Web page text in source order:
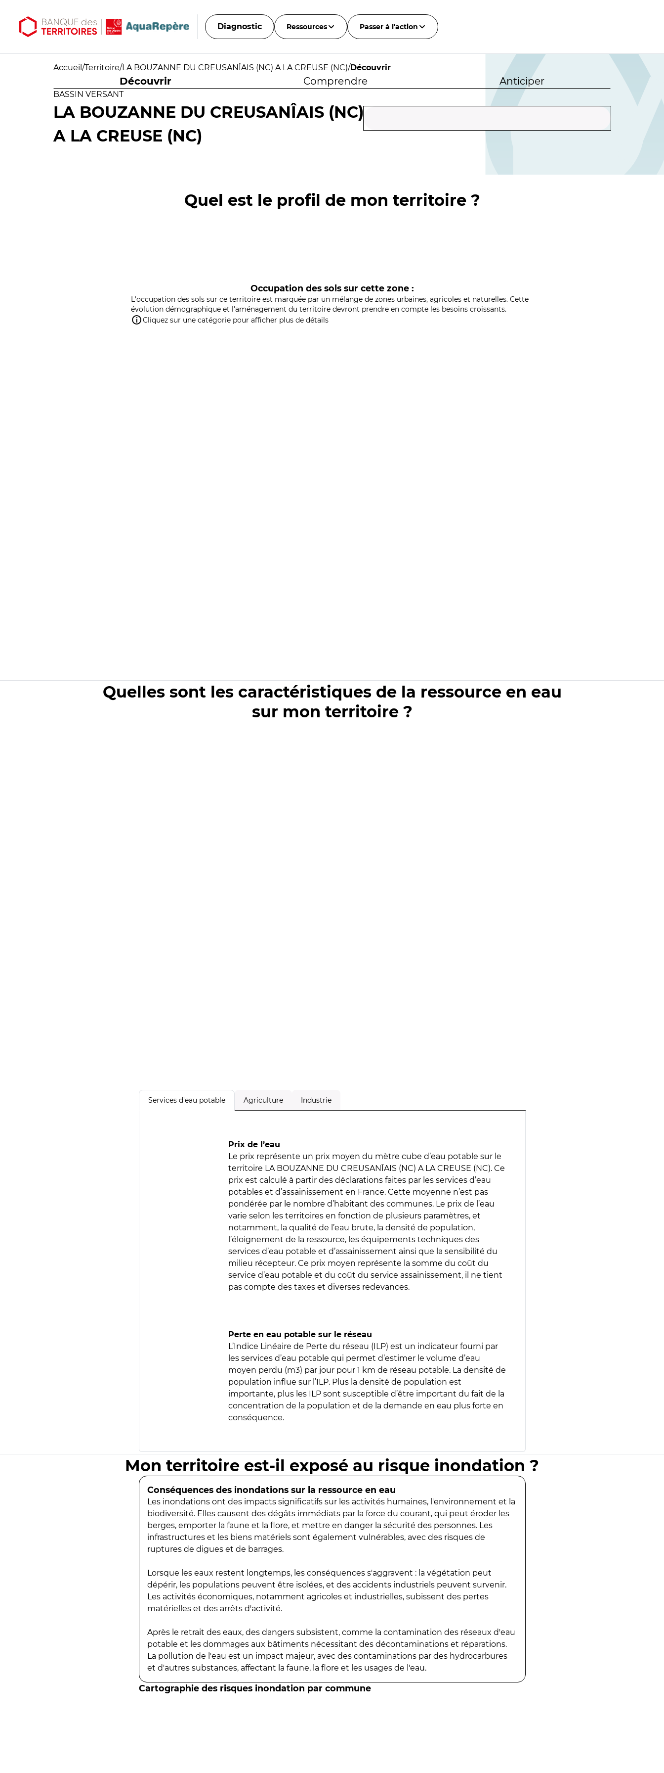
Diagnostic Ressources Passer à l'action
Accueil /Territoire/LA BOUZANNE DU CREUSANÎAIS (NC) A LA CREUSE (NC)/Découvrir
Découvrir Comprendre Anticiper
BASSIN VERSANT
LA BOUZANNE DU CREUSANÎAIS (NC)
A LA CREUSE (NC)
Quel est le profil de mon territoire ?
Occupation des sols sur cette zone :
L'occupation des sols sur ce territoire est marquée par un mélange de zones urbaines, agricoles et naturelles. Cette
évolution démographique et l'aménagement du territoire devront prendre en compte les besoins croissants.
Cliquez sur une catégorie pour afficher plus de détails
Quelles sont les caractéristiques de la ressource en eau
sur mon territoire ?
Services d'eau potable Agriculture Industrie
Prix de l’eau
Le prix représente un prix moyen du mètre cube d’eau potable sur le
territoire LA BOUZANNE DU CREUSANÎAIS (NC) A LA CREUSE (NC). Ce
prix est calculé à partir des déclarations faites par les services d’eau
potables et d’assainissement en France. Cette moyenne n’est pas
pondérée par le nombre d’habitant des communes. Le prix de l’eau
varie selon les territoires en fonction de plusieurs paramètres, et
notamment, la qualité de l’eau brute, la densité de population,
l’éloignement de la ressource, les équipements techniques des
services d’eau potable et d’assainissement ainsi que la sensibilité du
milieu récepteur. Ce prix moyen représente la somme du coût du
service d’eau potable et du coût du service assainissement, il ne tient
pas compte des taxes et diverses redevances.
Perte en eau potable sur le réseau
L’Indice Linéaire de Perte du réseau (ILP) est un indicateur fourni par
les services d’eau potable qui permet d’estimer le volume d’eau
moyen perdu (m3) par jour pour 1 km de réseau potable. La densité de
population influe sur l’ILP. Plus la densité de population est
importante, plus les ILP sont susceptible d’être important du fait de la
concentration de la population et de la demande en eau plus forte en
conséquence.
Mon territoire est-il exposé au risque inondation ?
Conséquences des inondations sur la ressource en eau
Les inondations ont des impacts significatifs sur les activités humaines, l'environnement et la
biodiversité. Elles causent des dégâts immédiats par la force du courant, qui peut éroder les
berges, emporter la faune et la flore, et mettre en danger la sécurité des personnes. Les
infrastructures et les biens matériels sont également vulnérables, avec des risques de
ruptures de digues et de barrages.
Lorsque les eaux restent longtemps, les conséquences s'aggravent : la végétation peut
dépérir, les populations peuvent être isolées, et des accidents industriels peuvent survenir.
Les activités économiques, notamment agricoles et industrielles, subissent des pertes
matérielles et des arrêts d'activité.
Après le retrait des eaux, des dangers subsistent, comme la contamination des réseaux d'eau
potable et les dommages aux bâtiments nécessitant des décontaminations et réparations.
La pollution de l'eau est un impact majeur, avec des contaminations par des hydrocarbures
et d'autres substances, affectant la faune, la flore et les usages de l'eau.
Cartographie des risques inondation par commune